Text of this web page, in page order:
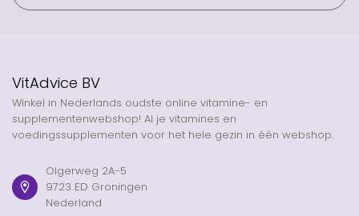
VitAdvice BV
Winkel in Nederlands oudste online vitamine- en
supplementenwebshop! Al je vitamines en
voedingssupplementen voor het hele gezin in één webshop.
Olgerweg 2A-5
9723 ED Groningen
Nederland